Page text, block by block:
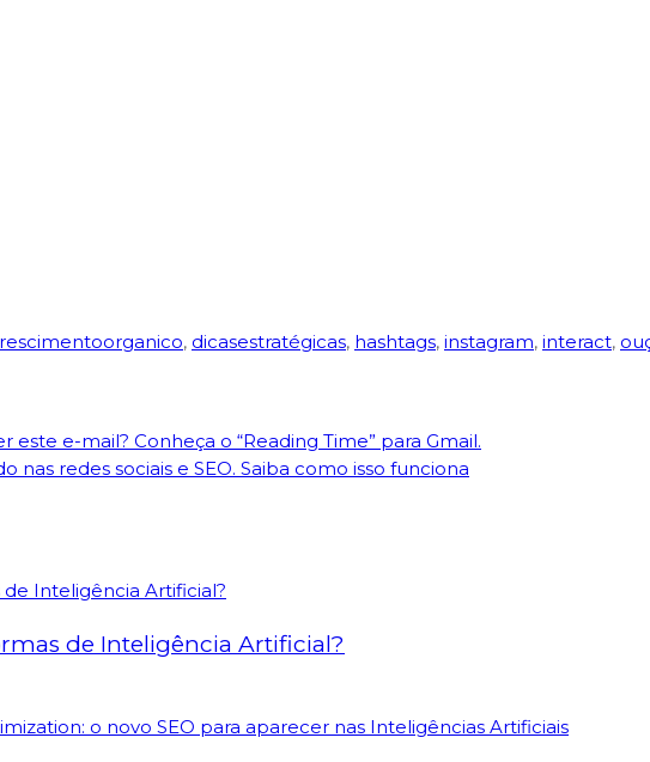
, dicasestratégicas, hashtags, instagram, interact,
e-mail? Conheça o “Reading Time” para Gmail.
nas redes sociais e SEO. Saiba como isso funciona
de Inteligência Artificial?